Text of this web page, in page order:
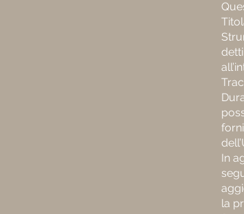
In
la